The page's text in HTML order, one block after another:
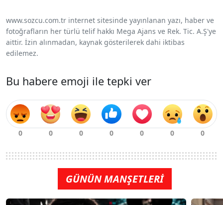
www.sozcu.com.tr internet sitesinde yayınlanan yazı, haber ve
fotoğrafların her türlü telif hakkı Mega Ajans ve Rek. Tic. A.Ş'ye
aittir. İzin alınmadan, kaynak gösterilerek dahi iktibas
edilemez.
Bu habere emoji ile tepki ver
GÜNÜN MANŞETLERİ